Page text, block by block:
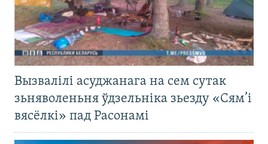
Вызвалілі асуджанага на сем сутак
зьняволеньня ўдзельніка зьезду «Сям’і
вясёлкі» пад Расонамі